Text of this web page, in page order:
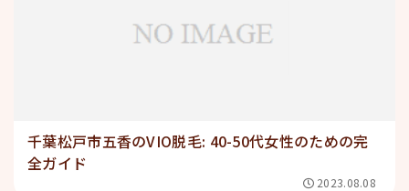
千葉松戸市五香のVIO脱毛: 40-50代女性のための完
全ガイド
2023.08.08